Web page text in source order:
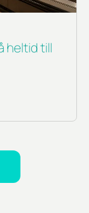
heltid till